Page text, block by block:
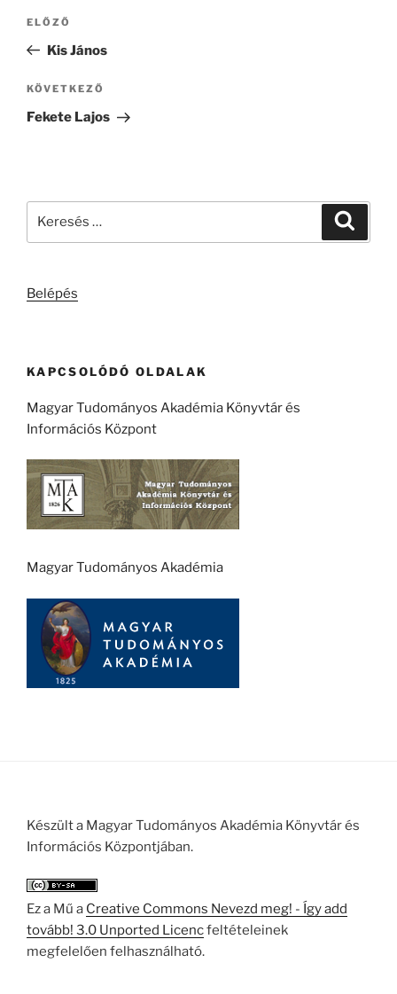
Bejegyzés
Korábbi
bejegyzés
ELŐZŐ
Kis János
Következő
bejegyzés
KÖVETKEZŐ
Fekete Lajos
Belépés
KAPCSOLÓDÓ OLDALAK
Magyar Tudományos Akadémia Könyvtár és
Információs Központ
Magyar Tudományos Akadémia
Készült a Magyar Tudományos Akadémia Könyvtár és
Információs Központjában.
Ez a Mű a Creative Commons Nevezd meg! - Így add
tovább! 3.0 Unported Licencfeltételeinek
megfelelően felhasználható.